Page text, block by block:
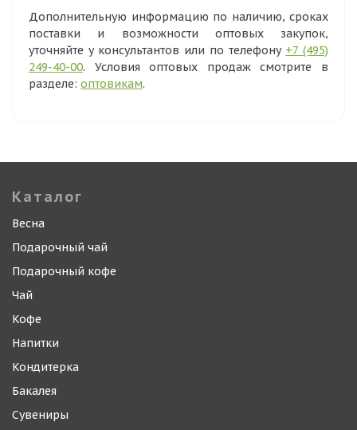
Дополнительную информацию по наличию, сроках
поставки и возможности оптовых закупок,
уточняйте у консультантов или по телефону +7 (495)
249-40-00. Условия оптовых продаж смотрите в
разделе: оптовикам.
Каталог
Весна
Подарочный чай
Подарочный кофе
Чай
Кофе
Напитки
Кондитерка
Бакалея
Сувениры